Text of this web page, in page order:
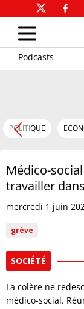
Podcasts
POLITIQUE
Médico-
travailler
mercredi 1 juin
grève
SOCIÉTÉ
La colère ne
médico-social.